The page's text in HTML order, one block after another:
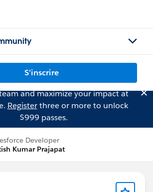
S'inscrire
and maximize your impact at
Registerthree or more to unlock
$999 passes.
Developer
Kumar Prajapat